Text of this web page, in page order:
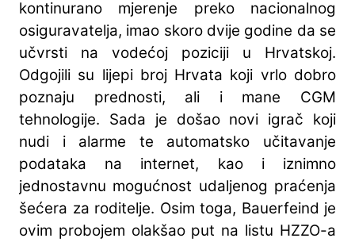
kontinurano mjerenje preko nacionalnog
osiguravatelja, imao skoro dvije godine da se
učvrsti na vodećoj poziciji u Hrvatskoj.
Odgojili su lijepi broj Hrvata koji vrlo dobro
poznaju prednosti, ali i mane CGM
tehnologije. Sada je došao novi igrač koji
nudi i alarme te automatsko učitavanje
podataka na internet, kao i iznimno
jednostavnu mogućnost udaljenog praćenja
šećera za roditelje. Osim toga, Bauerfeind je
ovim probojem olakšao put na listu HZZO-a